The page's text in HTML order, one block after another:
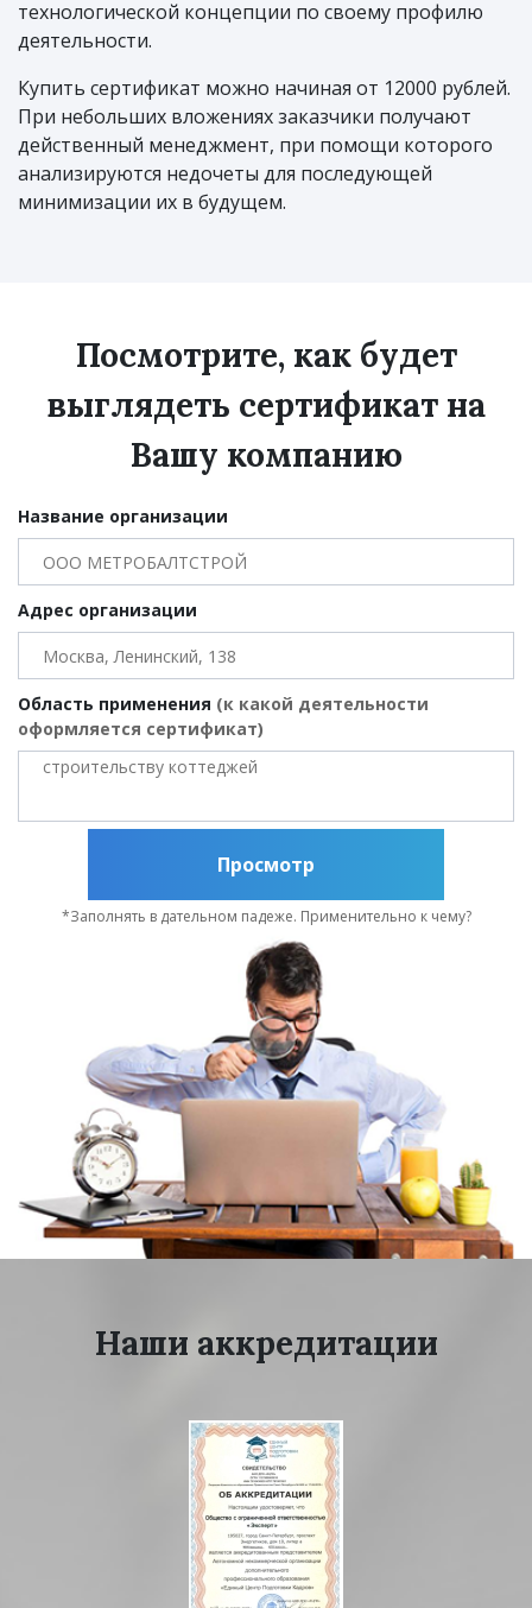
технологической концепции по своему профилю
деятельности.
Купить сертификат можно начиная от 12000 рублей.
При небольших вложениях заказчики получают
действенный менеджмент, при помощи которого
анализируются недочеты для последующей
минимизации их в будущем.
Посмотрите, как будет
выглядеть сертификат на
Вашу компанию
Название организации
Адрес организации
Область применения (к какой деятельности
оформляется сертификат)
Просмотр
*Заполнять в дательном падеже. Применительно к чему?
Наши аккредитации